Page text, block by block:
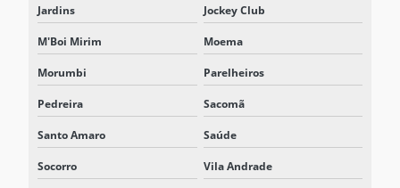
SISTEMA DE ARMAZENAMENTO DE ENERGIA EM BATERIA BESS
SISTEMA DE ARMAZENAMENTO DE ENERGIA EM BATERIAS
SISTEMA BESS
SISTEMA BESS BATERIAS
SISTEMA BESS PARA CENTROS LOGÍSTICOS
Jardins Jockey Club
M'Boi Mirim Moema
Morumbi Parelheiros
Pedreira Sacomã
Santo Amaro Saúde
Socorro Vila Andrade